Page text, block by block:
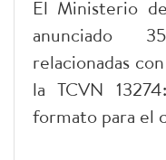
El Ministerio
anunciado
relacionadas
la TCVN
formato para el